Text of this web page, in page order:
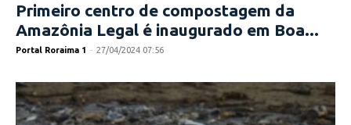
Primeiro centro de compostagem da
Amazônia Legal é inaugurado em Boa...
Portal Roraima 1 - 27/04/2024 07:56